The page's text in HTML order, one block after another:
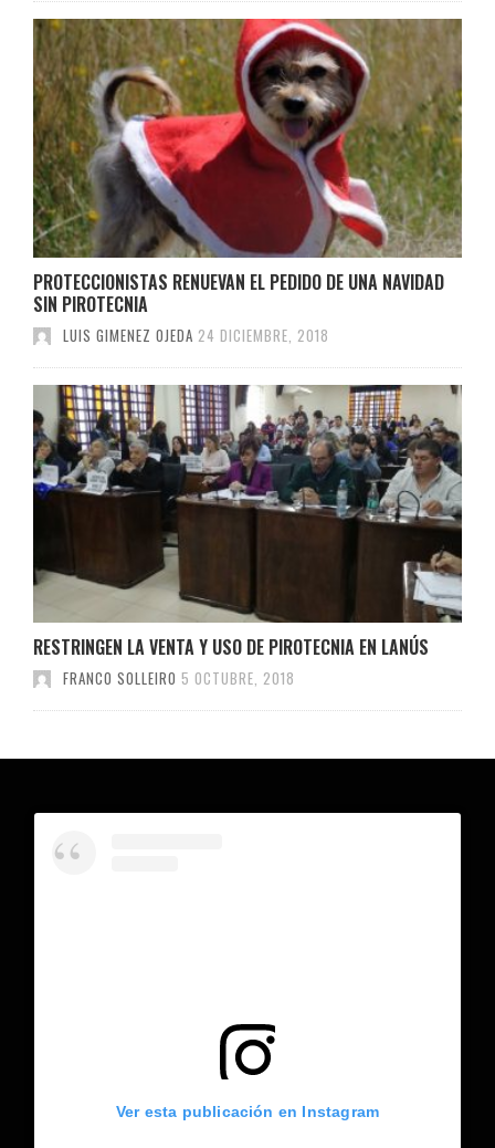
PROTECCIONISTAS RENUEVAN EL PEDIDO DE UNA NAVIDAD
SIN PIROTECNIA
LUIS GIMENEZ OJEDA 24 DICIEMBRE, 2018
RESTRINGEN LA VENTA Y USO DE PIROTECNIA EN LANÚS
FRANCO SOLLEIRO 5 OCTUBRE, 2018
Ver esta publicación en Instagram